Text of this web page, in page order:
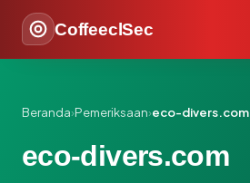
CoffeeclSec
Beranda›Pemeriksaan›eco-divers.com
eco-divers.com